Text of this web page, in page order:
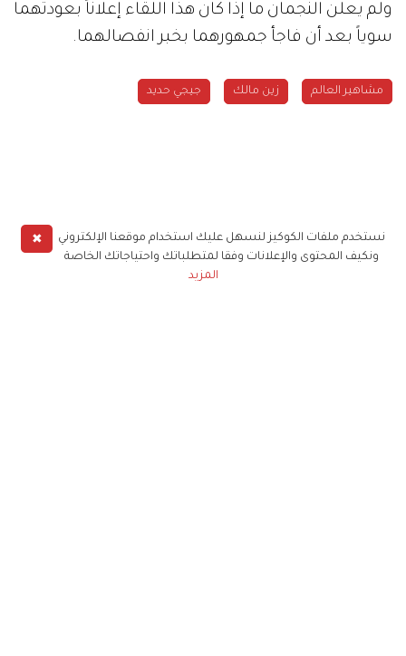
ولم يعلن النجمان ما إذا كان هذا اللقاء إعلاناً بعودتهما
سوياً بعد أن فاجأ جمهورهما بخبر انفصالهما .
مشاهير العالم زين مالك جيجي حديد
✖
نستخدم ملفات الكوكيز لنسهل عليك استخدام موقعنا الإلكتروني
ونكيف المحتوى والإعلانات وفقا لمتطلباتك واحتياجاتك الخاصة
المزيد